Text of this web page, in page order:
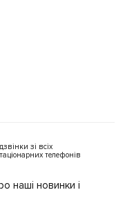
зі всіх
телефонів
наші новинки і